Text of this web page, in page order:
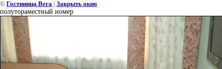
© Гостиница Вега | Закрыть окно
полутораместный номер